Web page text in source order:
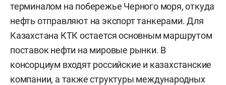
терминалом на побережье Черного моря, откуда
нефть отправляют на экспорт танкерами. Для
Казахстана КТК остается основным маршрутом
поставок нефти на мировые рынки. В
консорциум входят российские и казахстанские
компании, а также структуры международных